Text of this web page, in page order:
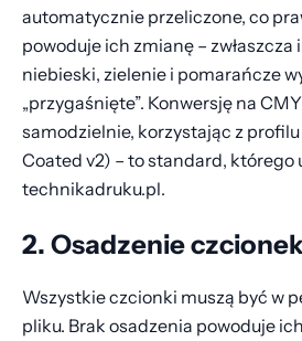
automatycznie przeliczone, co
powoduje ich zmianę –
niebieski, zielenie i pomarańcze
„przygaśnięte”. Konwersję na
samodzielnie, korzystając z profilu
Coated v2) – to standard, którego
technikadruku.pl.
2. Osadzenie
Wszystkie czcionki muszą być w
pliku. Brak osadzenia powoduje